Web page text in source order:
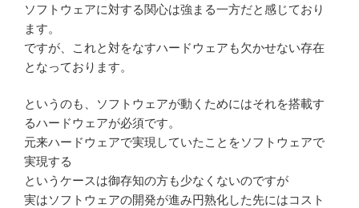
ソフトウェアに対する関心は強まる一方だと感じており
ます。
ですが、これと対をなすハードウェアも欠かせない存在
となっております。
というのも、ソフトウェアが動くためにはそれを搭載す
るハードウェアが必須です。
元来ハードウェアで実現していたことをソフトウェアで
実現する
というケースは御存知の方も少なくないのですが
実はソフトウェアの開発が進み円熟化した先にはコスト